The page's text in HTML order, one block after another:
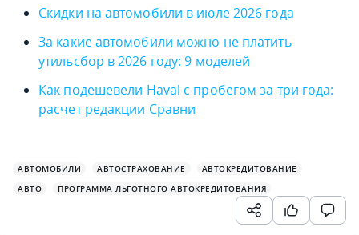
Скидки на автомобили в июле 2026 года
За какие автомобили можно не платить
утильсбор в 2026 году: 9 моделей
Как подешевели Haval с пробегом за три года:
расчет редакции Сравни
АВТОМОБИЛИ АВТОСТРАХОВАНИЕ
АВТОКРЕДИТОВАНИЕ
АВТО
ПРОГРАММА ЛЬГОТНОГО АВТОКРЕДИТОВАНИЯ